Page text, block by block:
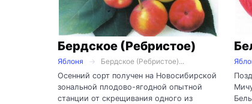
Бердское (Ребристое)
Яблоня
Бердское (Ребристое)...
Осенний сорт получен на Новосибирской
зональной плодово-ягодной опытной
станции от скрещивания одного из